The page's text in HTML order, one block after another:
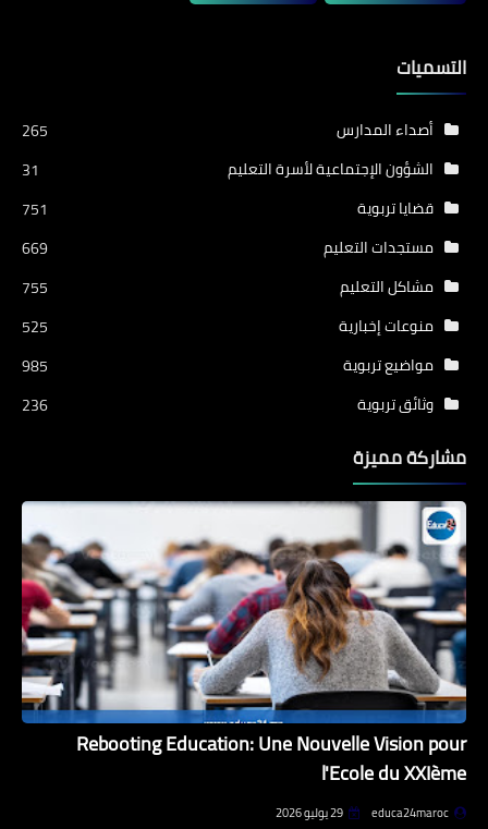
التسميات
أصداء المدارس
265
الشؤون الإجتماعية لأسرة التعليم
31
قضايا تربوية
751
مستجدات التعليم
669
مشاكل التعليم
755
منوعات إخبارية
525
مواضيع تربوية
985
وثائق تربوية
236
مشاركة مميزة
Rebooting Education: Une Nouvelle Vision pour
l'Ecole du XXIème
educa24maroc 29 يوليو 2026